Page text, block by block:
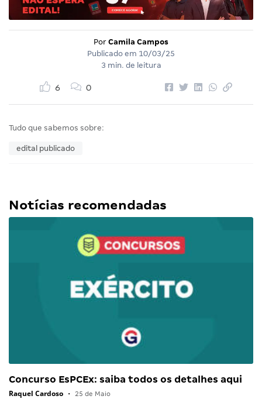
Por Camila Campos
Publicado em 10/03/25
3 min. de leitura
6 0
Tudo que sabemos sobre:
edital publicado
Notícias recomendadas
Concurso EsPCEx: saiba todos os detalhes aqui
Raquel Cardoso • 25 de Maio